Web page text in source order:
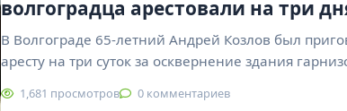
волгоградца арестовали на три
В Волгограде 65-летний Андрей Козлов был
аресту на три суток за осквернение здания
1,681 просмотров 0 комментариев